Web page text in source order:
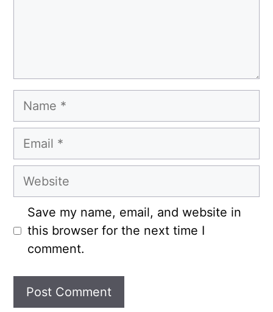
Name
Email
Website
Save my name, email, and website in
this browser for the next time I
comment.